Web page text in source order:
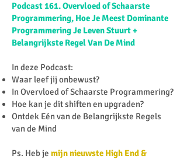
Podcast 161. Overvloed of Schaarste
Programmering, Hoe Je Meest Dominante
Programmering Je Leven Stuurt +
Belangrijkste Regel Van De Mind
In deze Podcast:
Waar leef jij onbewust?
In Overvloed of Schaarste Programmering?
Hoe kan je dit shiften en upgraden?
Ontdek Eén van de Belangrijkste Regels
van de Mind
Ps. Heb je mijn nieuwste High End &